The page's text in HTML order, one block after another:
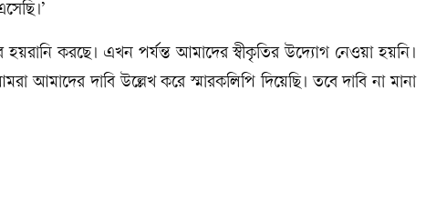
করছে। এখন পর্যন্ত আমাদের স্বীকৃতির উদ্যোগ নেওয়া হয়নি।
আমাদের দাবি উল্লেখ করে স্মারকলিপি দিয়েছি। তবে দাবি না মানা